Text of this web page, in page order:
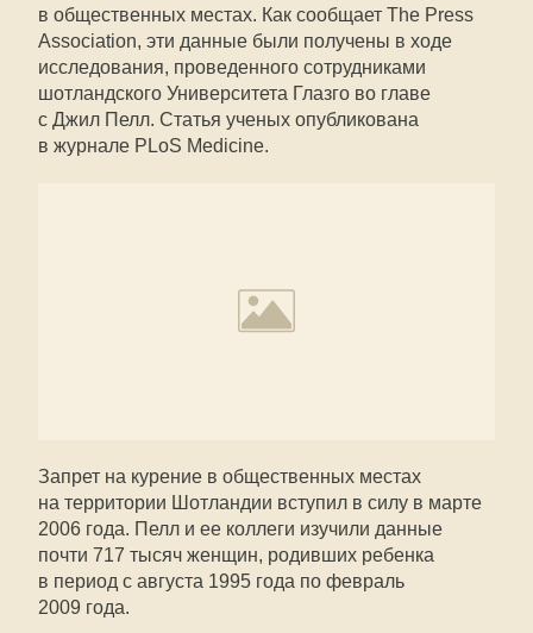
в общественных местах. Как сообщает The Press
Association, эти данные были получены в ходе
исследования, проведенного сотрудниками
шотландского Университета Глазго во главе
с Джил Пелл. Статья ученых опубликована
в журнале PLoS Medicine.
Запрет на курение в общественных местах
на территории Шотландии вступил в силу в марте
2006 года. Пелл и ее коллеги изучили данные
почти 717 тысяч женщин, родивших ребенка
в период с августа 1995 года по февраль
2009 года.